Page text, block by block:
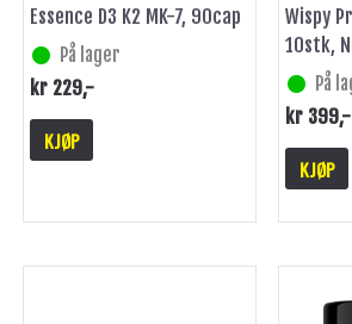
Essence D3 K2 MK-7, 90cap
På lager
kr 229,-
KJØP
Wispy
10stk,
På
kr 399,-
KJØP